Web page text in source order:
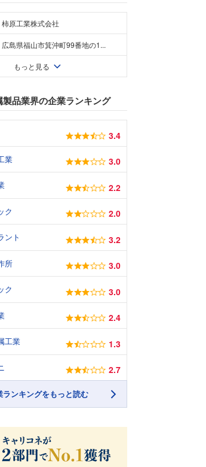
柿原工業株式会社
広島県福山市箕沖町99番地の1...
もっと見る
製品業界の企業ランキング
3.4
業 3.0
2.2
ク 2.0
ント 3.2
所 3.0
ク 3.0
2.4
工業 1.3
2.7
ランキングをもっと読む